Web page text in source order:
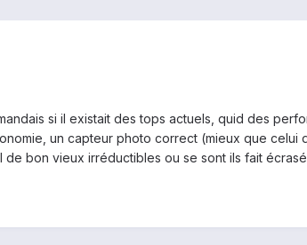
si il existait des tops actuels, quid des
un capteur photo correct (mieux que
bon vieux irréductibles ou se sont ils fait